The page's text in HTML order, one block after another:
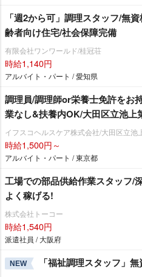
「週2から可」調理スタッフ/無
齢者向け住宅/社会保障完備
有限会社ワンワールド/桂冠荘
時給1,140円
アルバイト・パート / 愛知県
調理員/調理師or栄養士免許をお
業なし&扶養内OK/大田区立池上
イフスコヘルスケア株式会社/大田区立池
時給1,500円～
アルバイト・パート / 東京都
工場での部品供給作業スタッフ/
よく稼げる!
株式会社トーコー
時給1,540円
派遣社員 / 大阪府
NEW 「福祉調理スタッフ」